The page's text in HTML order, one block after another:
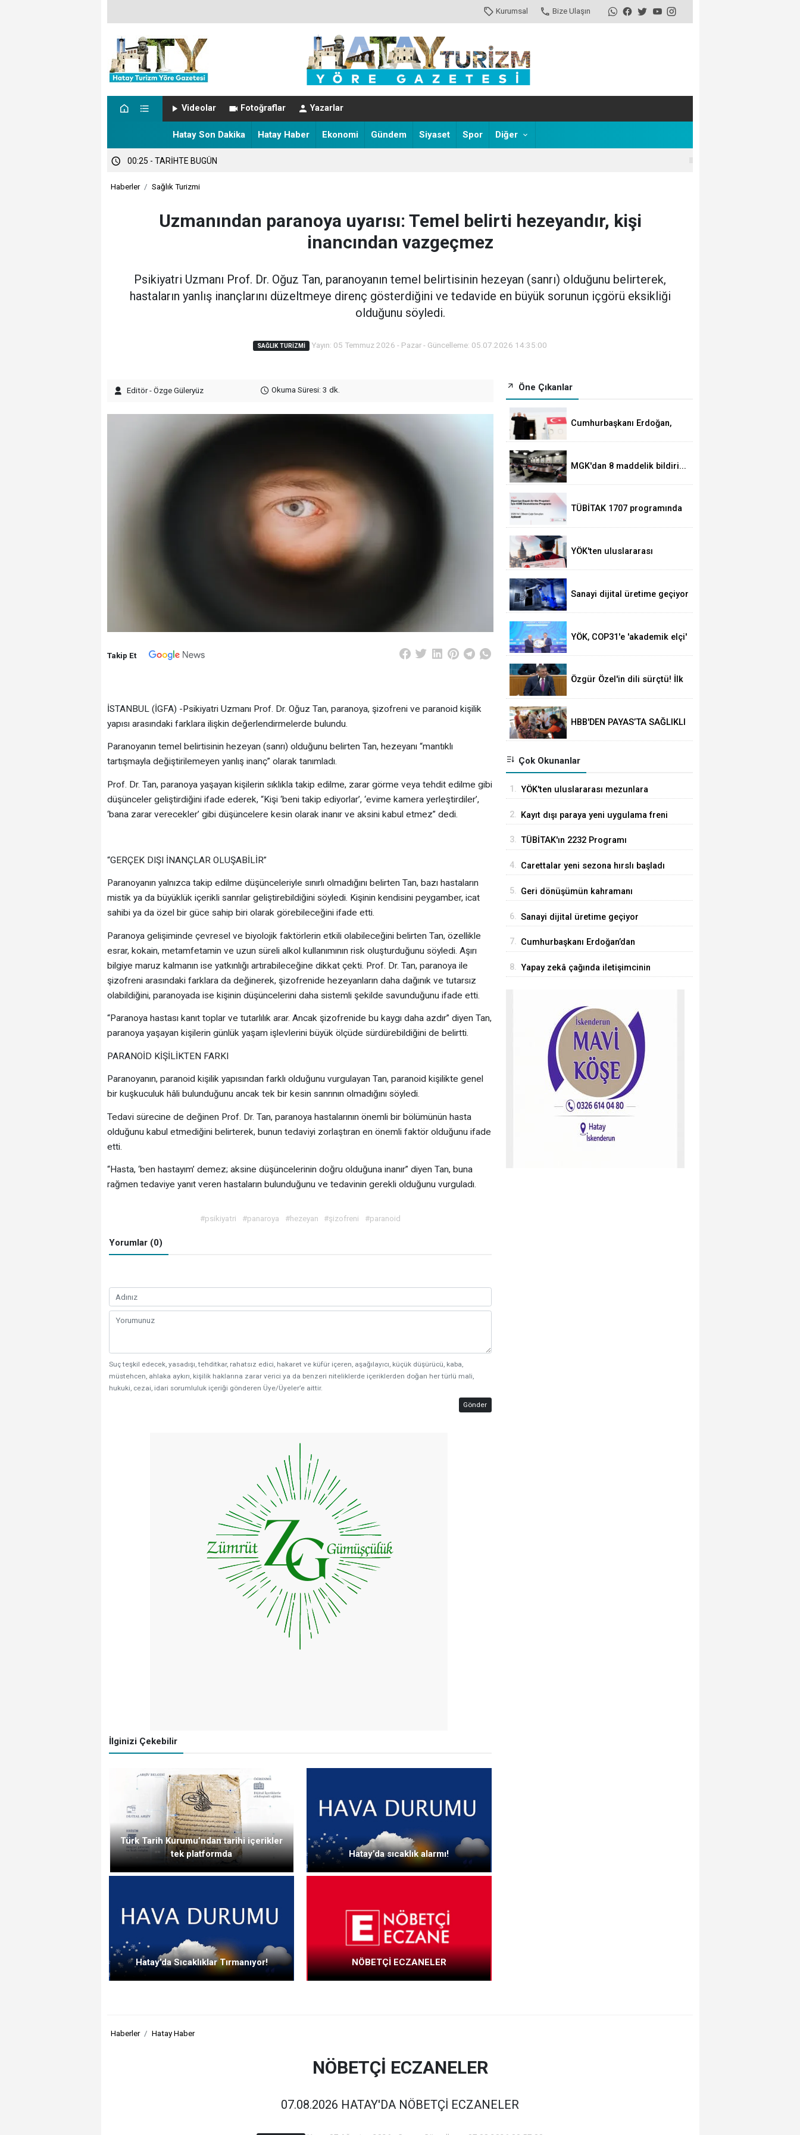
Kurumsal Bize Ulaşın
Videolar Fotoğraflar Yazarlar
Hatay Son Dakika Hatay Haber Ekonomi Gündem Siyaset Spor Diğer
00:25 - TARİHTE BUGÜN
Haberler Sağlık Turizmi
Uzmanından paranoya uyarısı: Temel belirti hezeyandır, kişi
inancından vazgeçmez
Psikiyatri Uzmanı Prof. Dr. Oğuz Tan, paranoyanın temel belirtisinin hezeyan (sanrı) olduğunu belirterek,
hastaların yanlış inançlarını düzeltmeye direnç gösterdiğini ve tedavide en büyük sorunun içgörü eksikliği
olduğunu söyledi.
SAĞLIK TURIZMI Yayın: 05 Temmuz 2026 - Pazar - Güncelleme: 05.07.2026 14:35:00
Editör - Özge Güleryüz Okuma Süresi: 3 dk.
Takip Et
İSTANBUL (İGFA) -Psikiyatri Uzmanı Prof. Dr. Oğuz Tan, paranoya, şizofreni ve paranoid kişilik
yapısı arasındaki farklara ilişkin değerlendirmelerde bulundu.
Paranoyanın temel belirtisinin hezeyan (sanrı) olduğunu belirten Tan, hezeyanı “mantıklı
tartışmayla değiştirilemeyen yanlış inanç” olarak tanımladı.
Prof. Dr. Tan, paranoya yaşayan kişilerin sıklıkla takip edilme, zarar görme veya tehdit edilme gibi
düşünceler geliştirdiğini ifade ederek, “Kişi ‘beni takip ediyorlar’, ‘evime kamera yerleştirdiler’,
‘bana zarar verecekler’ gibi düşüncelere kesin olarak inanır ve aksini kabul etmez” dedi.
“GERÇEK DIŞI İNANÇLAR OLUŞABİLİR”
Paranoyanın yalnızca takip edilme düşünceleriyle sınırlı olmadığını belirten Tan, bazı hastaların
mistik ya da büyüklük içerikli sanrılar geliştirebildiğini söyledi. Kişinin kendisini peygamber, icat
sahibi ya da özel bir güce sahip biri olarak görebileceğini ifade etti.
Paranoya gelişiminde çevresel ve biyolojik faktörlerin etkili olabileceğini belirten Tan, özellikle
esrar, kokain, metamfetamin ve uzun süreli alkol kullanımının risk oluşturduğunu söyledi. Aşırı
bilgiye maruz kalmanın ise yatkınlığı artırabileceğine dikkat çekti. Prof. Dr. Tan, paranoya ile
şizofreni arasındaki farklara da değinerek, şizofrenide hezeyanların daha dağınık ve tutarsız
olabildiğini, paranoyada ise kişinin düşüncelerini daha sistemli şekilde savunduğunu ifade etti.
“Paranoya hastası kanıt toplar ve tutarlılık arar. Ancak şizofrenide bu kaygı daha azdır” diyen Tan,
paranoya yaşayan kişilerin günlük yaşam işlevlerini büyük ölçüde sürdürebildiğini de belirtti.
PARANOİD KİŞİLİKTEN FARKI
Paranoyanın, paranoid kişilik yapısından farklı olduğunu vurgulayan Tan, paranoid kişilikte genel
bir kuşkuculuk hâli bulunduğunu ancak tek bir kesin sanrının olmadığını söyledi.
Tedavi sürecine de değinen Prof. Dr. Tan, paranoya hastalarının önemli bir bölümünün hasta
olduğunu kabul etmediğini belirterek, bunun tedaviyi zorlaştıran en önemli faktör olduğunu ifade
etti.
“Hasta, ‘ben hastayım’ demez; aksine düşüncelerinin doğru olduğuna inanır” diyen Tan, buna
rağmen tedaviye yanıt veren hastaların bulunduğunu ve tedavinin gerekli olduğunu vurguladı.
#psikiyatri #panaroya #hezeyan #şizofreni #paranoid
Yorumlar (0)
Suç teşkil edecek, yasadışı, tehditkar, rahatsız edici, hakaret ve küfür içeren, aşağılayıcı, küçük düşürücü, kaba,
müstehcen, ahlaka aykırı, kişilik haklarına zarar verici ya da benzeri niteliklerde içeriklerden doğan her türlü mali,
hukuki, cezai, idari sorumluluk içeriği gönderen Üye/Üyeler’e aittir.
Gönder
İlginizi Çekebilir
Türk Tarih Kurumu’ndan tarihi içerikler
tek platformda
Hatay’da sıcaklık alarmı!
Hatay’da Sıcaklıklar Tırmanıyor! NÖBETÇİ ECZANELER
Öne Çıkanlar
Cumhurbaşkanı Erdoğan,
MGK'dan 8 maddelik bildiri...
güvenlik ve Gazze mesajı
TÜBİTAK 1707 programında
açıklandı
YÖK'ten uluslararası
Süre 2 yıla kadar
Sanayi dijital üretime geçiyor
YÖK, COP31'e 'akademik elçi'
Özgür Özel'in dili sürçtü! İlk
HBB'DEN PAYAS’TA SAĞLIKLI
Çok Okunanlar
1. YÖK'ten uluslararası mezunlara
uzatılabilecek
2. Kayıt dışı paraya yeni uygulama freni
3. TÜBİTAK'ın 2232 Programı
Türkiye'ye geliyor
4. Carettalar yeni sezona hırslı başladı
5. Geri dönüşümün kahramanı
6. Sanayi dijital üretime geçiyor
7. Cumhurbaşkanı Erdoğan’dan
8. Yapay zekâ çağında iletişimcinin
Haberler Hatay Haber
NÖBETÇİ ECZANELER
07.08.2026 HATAY'DA NÖBETÇİ ECZANELER